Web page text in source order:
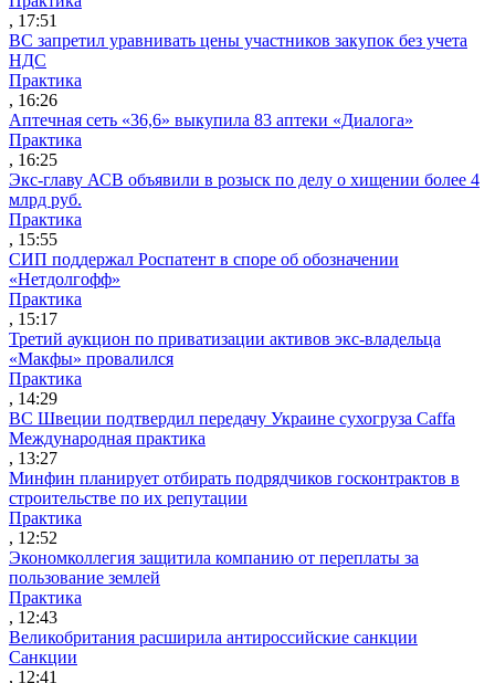
, 17:51
ВС запретил уравнивать цены участников закупок без учета
НДС
Практика
, 16:26
Аптечная сеть «36,6» выкупила 83 аптеки «Диалога»
Практика
, 16:25
Экс-главу АСВ объявили в розыск по делу о хищении более 4
млрд руб.
Практика
, 15:55
СИП поддержал Роспатент в споре об обозначении
«Нетдолгофф»
Практика
, 15:17
Третий аукцион по приватизации активов экс-владельца
«Макфы» провалился
Практика
, 14:29
ВС Швеции подтвердил передачу Украине сухогруза Caffa
Международная практика
, 13:27
Минфин планирует отбирать подрядчиков госконтрактов в
строительстве по их репутации
Практика
, 12:52
Экономколлегия защитила компанию от переплаты за
пользование землей
Практика
, 12:43
Великобритания расширила антироссийские санкции
Санкции
, 12:41